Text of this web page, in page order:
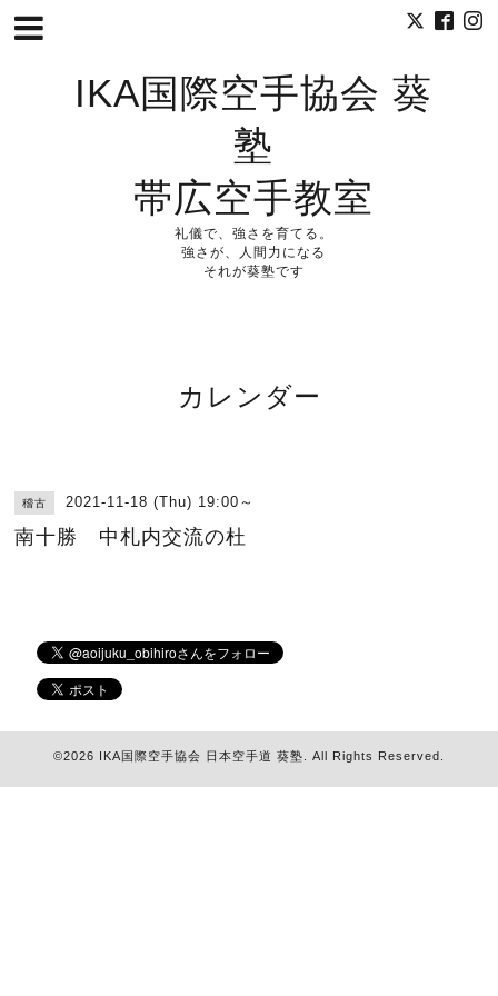
IKA国際空手協会 葵
塾
帯広空手教室
礼儀で、強さを育てる。
強さが、人間力になる
それが葵塾です
カレンダー
稽古 2021-11-18 (Thu) 19:00～
南十勝 中札内交流の杜
©2026 IKA国際空手協会 日本空手道 葵塾 . All Rights Reserved.